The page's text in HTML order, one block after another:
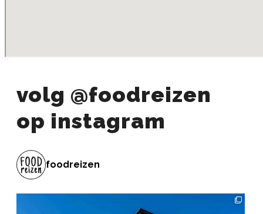
volg @foodreizen
op instagram
foodreizen